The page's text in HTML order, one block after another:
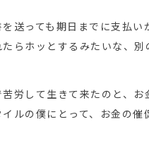
送っても期日までに支払
たらホッとするみたいな、
苦労して生きて来たのと、
イルの僕にとって、お金の